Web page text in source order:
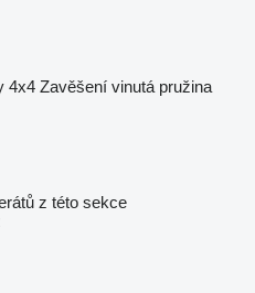
4x4 Zavěšení vinutá pružina
z této sekce